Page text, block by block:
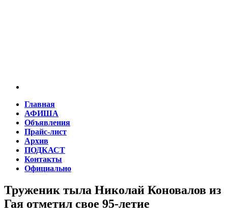
Главная
АФИША
Объявления
Прайс-лист
Архив
ПОДКАСТ
Контакты
Официально
Труженик тыла Николай Коновалов из
Гая отметил свое 95-летие